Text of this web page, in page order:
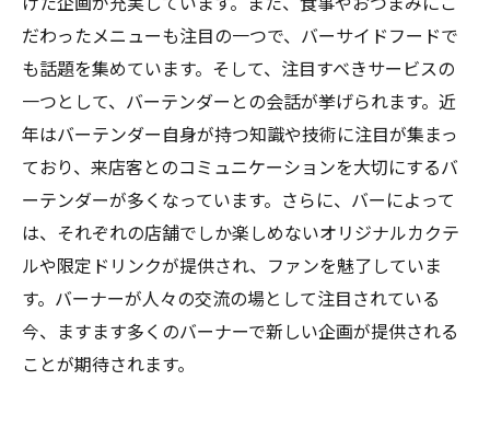
だわったメニューも注目の一つで、バーサイドフードで
も話題を集めています。そして、注目すべきサービスの
一つとして、バーテンダーとの会話が挙げられます。近
年はバーテンダー自身が持つ知識や技術に注目が集まっ
ており、来店客とのコミュニケーションを大切にするバ
ーテンダーが多くなっています。さらに、バーによって
は、それぞれの店舗でしか楽しめないオリジナルカクテ
ルや限定ドリンクが提供され、ファンを魅了していま
す。バーナーが人々の交流の場として注目されている
今、ますます多くのバーナーで新しい企画が提供される
ことが期待されます。